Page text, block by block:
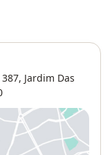
Jardim Das
novo separador